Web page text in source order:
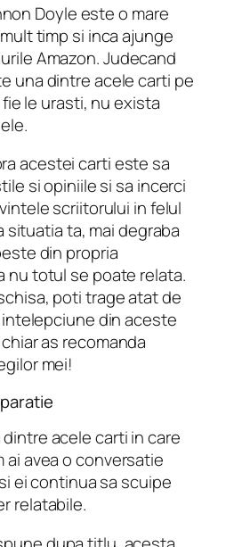
Doyle este o mare
timp si inca ajunge
Amazon. Judecand
una dintre acele carti pe
le urasti, nu exista
acestei carti este sa
si opiniile si sa incerci
scriitorului in felul
situatia ta, mai degraba
din propria
nu totul se poate relata.
poti trage atat de
din aceste
as recomanda
mei!
acele carti in care
ai avea o conversatie
ei continua sa scuipe
relatabile.